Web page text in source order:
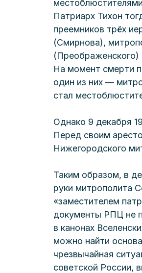
Патриарх Тихон
преемников трёх
(Смирнова),
(Преображенского)
На момент смерти
один из них —
стал
Однако 9 декабря
Перед своим
Нижегородского
Таким образом, в
руки митрополита
«заместителем
документы РПЦ не
в канонах
можно найти
чрезвычайная
советской России,